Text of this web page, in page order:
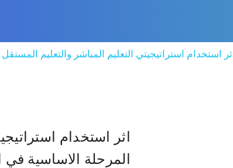
اثر استخدام استراتيجيتي التعليم المباشر والتعليم
اثر استخدام
المرحلة الاساسية في